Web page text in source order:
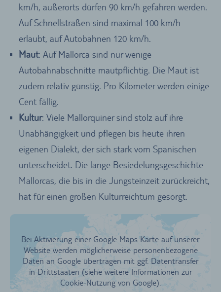
km/h, außerorts dürfen 90 km/h gefahren werden.
Auf Schnellstraßen sind maximal 100 km/h
erlaubt, auf Autobahnen 120 km/h.
Maut: Auf Mallorca sind nur wenige
Autobahnabschnitte mautpflichtig. Die Maut ist
zudem relativ günstig. Pro Kilometer werden einige
Cent fällig.
Kultur: Viele Mallorquiner sind stolz auf ihre
Unabhängigkeit und pflegen bis heute ihren
eigenen Dialekt, der sich stark vom Spanischen
unterscheidet. Die lange Besiedelungsgeschichte
Mallorcas, die bis in die Jungsteinzeit zurückreicht,
hat für einen großen Kulturreichtum gesorgt.
Bei Aktivierung einer Google Maps Karte auf unserer
Website werden möglicherweise personenbezogene
Daten an Google übertragen mit ggf. Datentransfer
in Drittstaaten (siehe weitere Informationen zur
Cookie-Nutzung von Google).